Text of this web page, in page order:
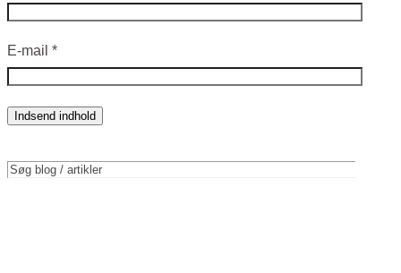
E-mail *
Indsend indhold